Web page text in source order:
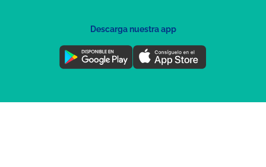
Descarga nuestra app